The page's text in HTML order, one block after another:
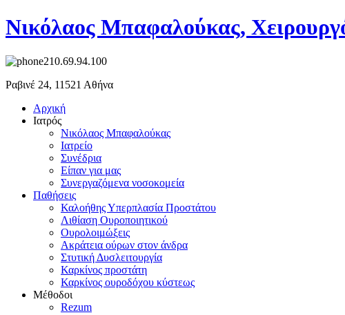
Νικόλαος Μπαφαλούκας,
210.69.94.100
Ραβινέ 24, 11521 Αθήνα
Αρχική
Ιατρός
Νικόλαος Μπαφαλούκας
Ιατρείο
Συνέδρια
Είπαν για μας
Συνεργαζόμενα νοσοκομεία
Παθήσεις
Καλοήθης Υπερπλασία Προστάτου
Λιθίαση Ουροποιητικού
Ουρολοιμώξεις
Ακράτεια ούρων στον άνδρα
Στυτική Δυσλειτουργία
Καρκίνος προστάτη
Καρκίνος ουροδόχου κύστεως
Μέθοδοι
Rezum